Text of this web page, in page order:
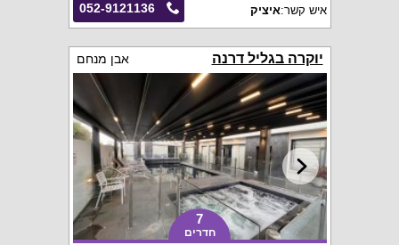
052-9121136 איש קשר:איציק
יוקרה בגליל דרנה אבן מנחם
7
חדרים